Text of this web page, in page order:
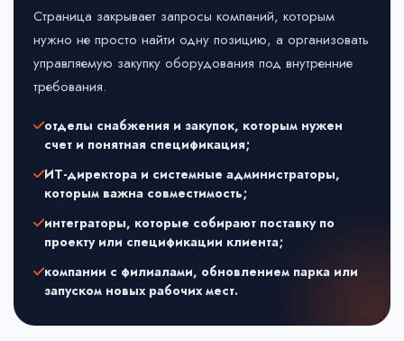
Страница закрывает запросы компаний, которым
нужно не просто найти одну позицию, а организовать
управляемую закупку оборудования под внутренние
требования.
отделы снабжения и закупок, которым нужен
счет и понятная спецификация;
ИТ-директора и системные администраторы,
которым важна совместимость;
интеграторы, которые собирают поставку по
проекту или спецификации клиента;
компании с филиалами, обновлением парка или
запуском новых рабочих мест.